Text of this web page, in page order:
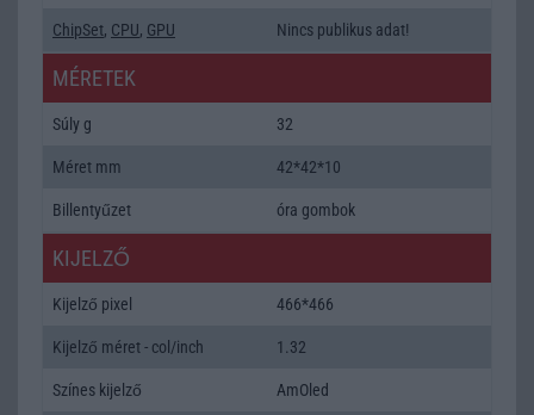
ChipSet, CPU, GPU Nincs publikus adat!
MÉRETEK
Súly g 32
Méret mm 42*42*10
Billentyűzet óra gombok
KIJELZŐ
Kijelző pixel 466*466
Kijelző méret - col/inch 1.32
Színes kijelző AmOled